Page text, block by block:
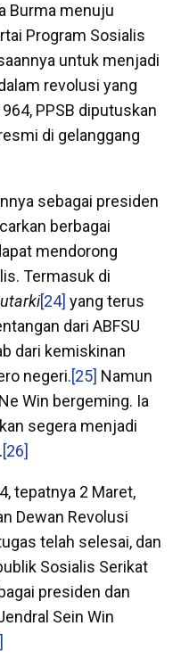
Burma menuju
Program Sosialis
untuk menjadi
revolusi yang
PPSB diputuskan
di gelanggang
sebagai presiden
berbagai
mendorong
Termasuk di
[24] yang terus
dari ABFSU
dari kemiskinan
negeri.[25] Namun
Win bergeming. Ia
segera menjadi
[26]
tepatnya 2 Maret,
Dewan Revolusi
telah selesai, dan
Sosialis Serikat
presiden dan
Sein Win